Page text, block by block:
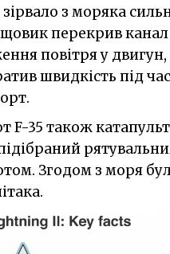
з моряка
перекрив канал
повітря у
швидкість під
F-35 також
Згодом з моря